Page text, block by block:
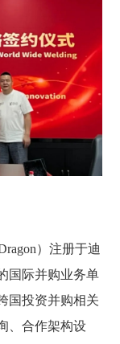
）注册于迪
国际并购业务单
国投资并购相关
、合作架构设